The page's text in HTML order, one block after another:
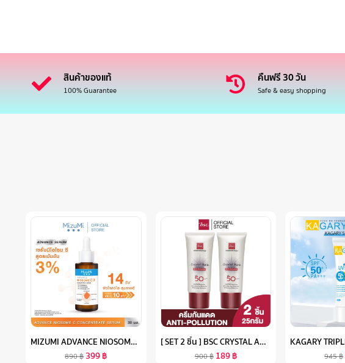
สินค้าของแท้
100% Guarantee
คืนฟรี 30 วัน
Safe & easy shopping
MIZUMI ADVANCE NIOSOME C CONCENTRATE SERUM 30 ML เซรั่มนีโอโซม ซี เข้มข้น 3% ผิวดูกระจ่างใส แข็งแรง ทนต่อมลภาวะและแสงแดด
890฿ 399฿
[ SET 2 ชิ้น ] BSC CRYSTAL AURA SUNSCREEN SPF 50 PA+++ ANTI-POLLUTION 25 กรัม ครีมกันแดด BEST SELLER จาก BSC ป้องกันรังสี UVA1 UVA2 เทคโนโลยีใหม่ล่าสุด ของ BSC ให้กันแดด ดียิ่งขึ้น ซึมเร็วเบาบาง ครีม กัน แดด
900฿ 189฿ 945฿